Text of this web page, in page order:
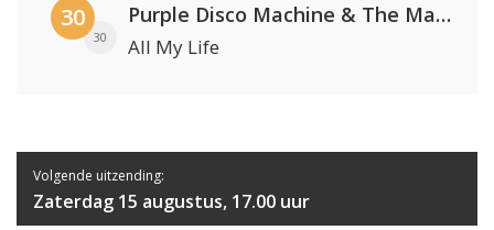
30
30
Purple Disco Machine & The Magician
All My Life
Volgende uitzending:
Zaterdag 15 augustus, 17.00 uur